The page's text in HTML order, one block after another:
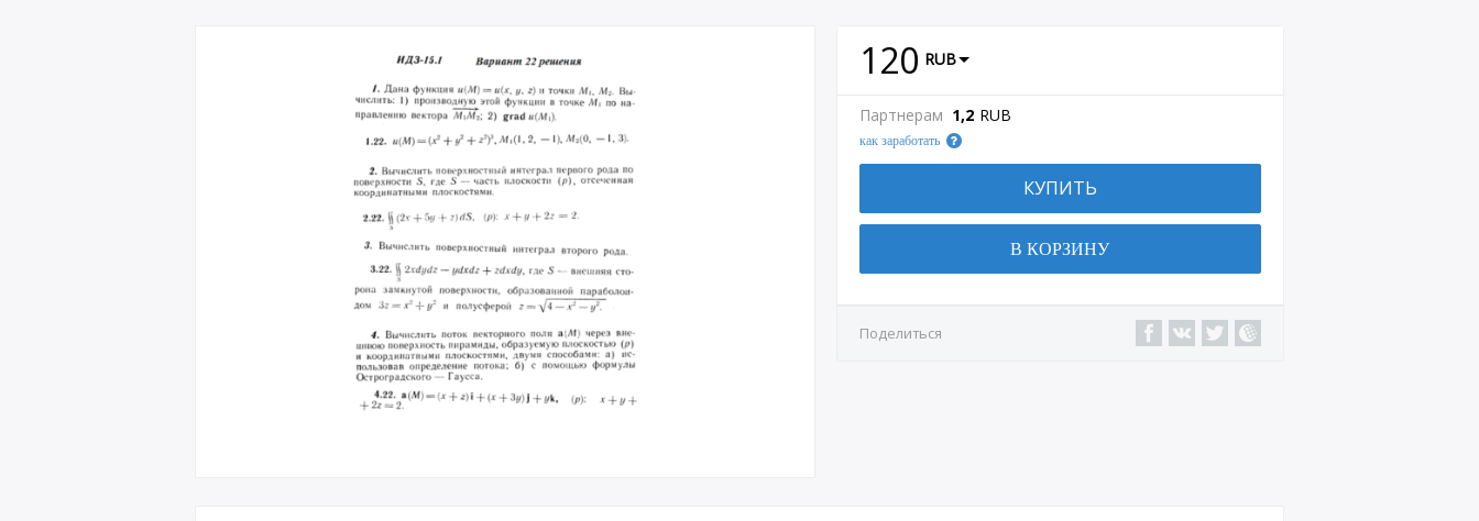
120 RUB
Партнерам 1,2 RUB
как заработать
КУПИТЬ
В КОРЗИНУ
Поделиться